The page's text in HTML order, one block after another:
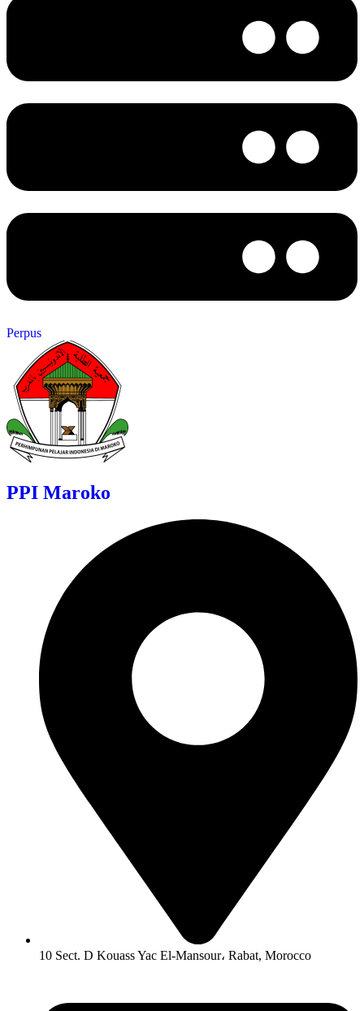
Perpus
PPI Maroko
10 Sect. D Kouass Yac El-Mansour، Rabat, Morocco